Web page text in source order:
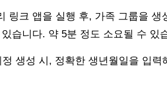
링크 앱을 실행 후, 가족 그룹을 생
습니다. 약 5분 정도 소요될 수 있
생성 시, 정확한 생년월일을 입력